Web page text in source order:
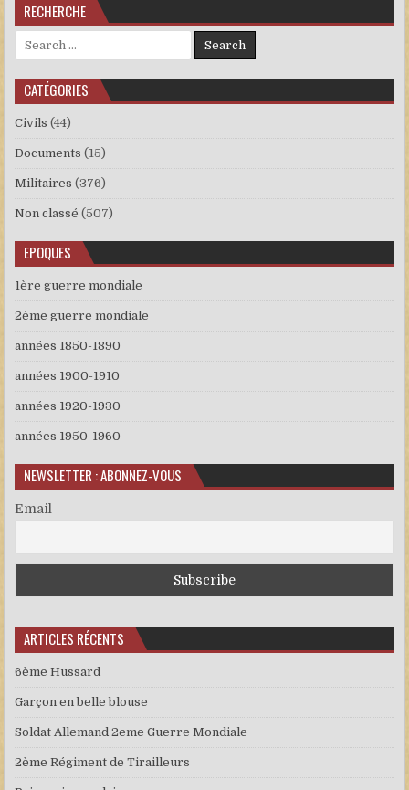
RECHERCHE
Search for:
CATÉGORIES
Civils (44)
Documents (15)
Militaires (376)
Non classé (507)
EPOQUES
1ère guerre mondiale
2ème guerre mondiale
années 1850-1890
années 1900-1910
années 1920-1930
années 1950-1960
NEWSLETTER : ABONNEZ-VOUS
Email
ARTICLES RÉCENTS
6ème Hussard
Garçon en belle blouse
Soldat Allemand 2eme Guerre Mondiale
2ème Régiment de Tirailleurs